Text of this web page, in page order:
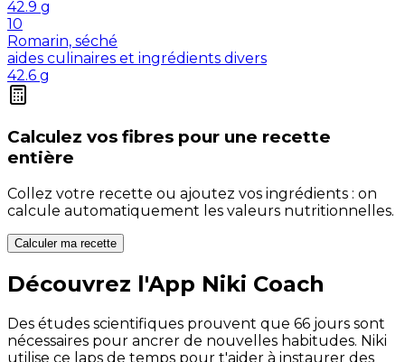
42.9 g
10
Romarin, séché
aides culinaires et ingrédients divers
42.6 g
Calculez vos fibres pour une recette
entière
Collez votre recette ou ajoutez vos ingrédients : on
calcule automatiquement les valeurs nutritionnelles.
Calculer ma recette
Découvrez l'App Niki Coach
Des études scientifiques prouvent que 66 jours sont
nécessaires pour ancrer de nouvelles habitudes. Niki
utilise ce laps de temps pour t'aider à instaurer des